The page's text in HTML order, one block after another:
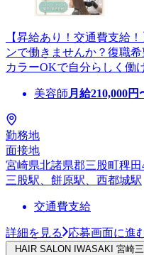
【昇給あり！交通費支給
ンで働きませんか？復職
カラーOKで自分らしく働
美容師 月給210,000円
勤務地
面接地
宮崎県北諸県郡三股町稗田
三股駅、餅原駅、西都城駅
交通費支給
詳細を見る 応募画面に進
HAIR SALON IWASAKI 宮崎